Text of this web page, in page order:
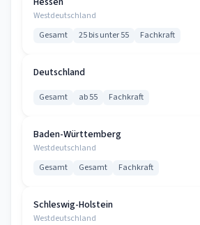
Westdeutschland
Gesamt 25 bis unter 55 Fachkraft
Deutschland
Gesamt ab 55 Fachkraft
Baden-Württemberg
Westdeutschland
Gesamt Gesamt Fachkraft
Schleswig-Holstein
Westdeutschland